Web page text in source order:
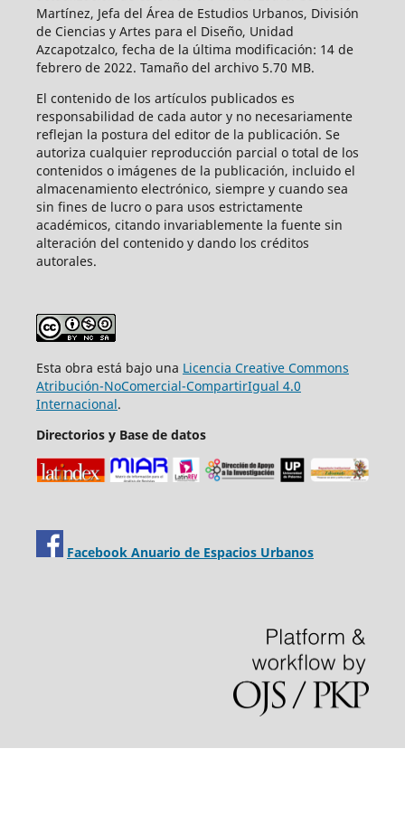
Martínez, Jefa del Área de Estudios Urbanos, División
de Ciencias y Artes para el Diseño, Unidad
Azcapotzalco, fecha de la última modificación: 14 de
febrero de 2022. Tamaño del archivo 5.70 MB.
El contenido de los artículos publicados es
responsabilidad de cada autor y no necesariamente
reflejan la postura del editor de la publicación. Se
autoriza cualquier reproducción parcial o total de los
contenidos o imágenes de la publicación, incluido el
almacenamiento electrónico, siempre y cuando sea
sin fines de lucro o para usos estrictamente
académicos, citando invariablemente la fuente sin
alteración del contenido y dando los créditos
autorales.
Esta obra está bajo una Licencia Creative Commons
Atribución-NoComercial-CompartirIgual 4.0
Internacional.
Directorios y Base de datos
Facebook Anuario de Espacios Urbanos